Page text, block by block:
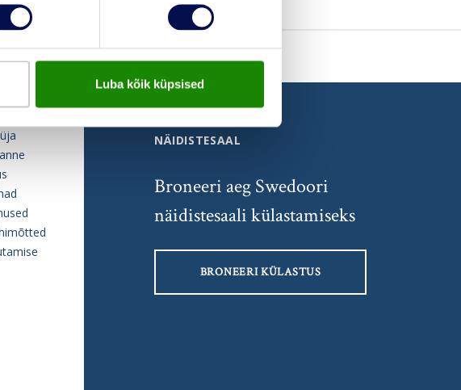
Luba kõik küpsised
NÄIDISTESAAL
Broneeri aeg Swedoori
näidistesaali külastamiseks
BRONEERI KÜLASTUS